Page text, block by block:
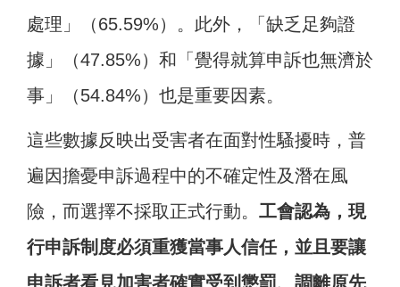
處理」（65.59%）。此外，「缺乏足夠證
據」（47.85%）和「覺得就算申訴也無濟於
事」（54.84%）也是重要因素。
這些數據反映出受害者在面對性騷擾時，普
遍因擔憂申訴過程中的不確定性及潛在風
險，而選擇不採取正式行動。 工會認為，現
行申訴制度必須重獲當事人信任，並且要讓
申訴者看見加害者確實受到懲罰、調離原先